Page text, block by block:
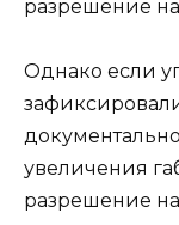
разрешение
Однако если
увеличения
разрешение